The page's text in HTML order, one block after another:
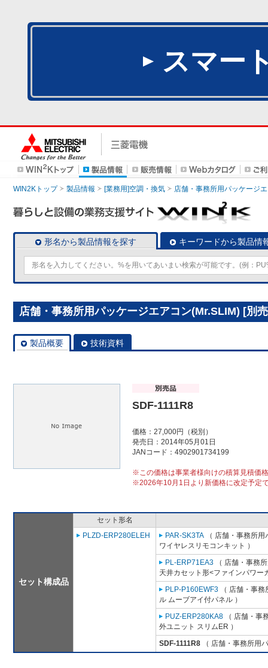
スマー
WIN2Kトップ 製品情報 [業務用]空調・換気 店舗・事務所用パッケージ
形名から製品情報を探す キーワードから製品情
店舗・事務所用パッケージエアコン(Mr.SLIM) [別
製品概要 技術資料
SDF-1111R8
価格：27,000円（税別）
発売日：2014年05月01日
JANコード：4902901734199
※この価格は事業者様向けの積算見積価
※2026年10月1日より新価格に改定予定
セット構成品
セット形名
PLZD-ERP280ELEH
PAR-SK3TA （ 店舗・事務所
ワイヤレスリモコンキット ）
PL-ERP71EA3 （ 店舗・事務
天井カセット形<ファインパワー
PLP-P160EWF3 （ 店舗・事
ル ムーブアイ付パネル ）
PUZ-ERP280KA8 （ 店舗・事
外ユニット スリムER ）
SDF-1111R8 （ 店舗・事務所用